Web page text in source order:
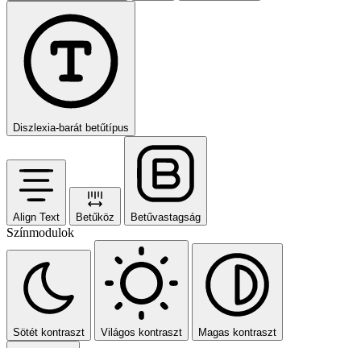
Diszlexia‑barát betűtípus
Align Text Betűköz Betűvastagság
Színmodulok
Sötét kontraszt Világos kontraszt Magas kontraszt